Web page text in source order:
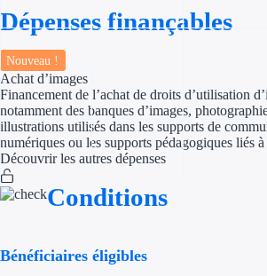
Dépenses finançables
Nouveau !
Achat d’images
Financement de l’achat de droits d’utilisation
notamment des banques d’images,
illustrations utilisés dans les supports de
numériques ou les supports pédagogiques liés
Découvrir les autres dépenses
Conditions
Bénéficiaires éligibles